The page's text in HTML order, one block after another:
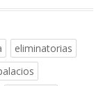
eliminatorias